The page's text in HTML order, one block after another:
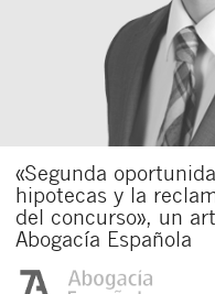
«Segunda
hipotecas y la
del concurso», un
Abogacía Española